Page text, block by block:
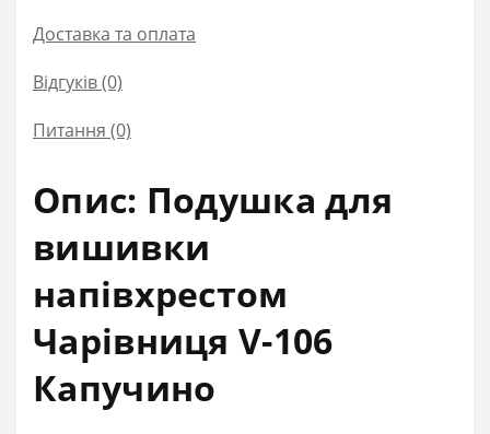
Доставка та оплата
Відгуків (0)
Питання (0)
Опис: Подушка для
вишивки
напівхрестом
Чарівниця V-106
Капучино